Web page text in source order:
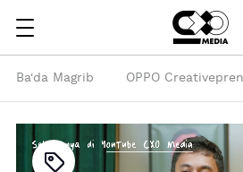
Ba'da Magrib OPPO